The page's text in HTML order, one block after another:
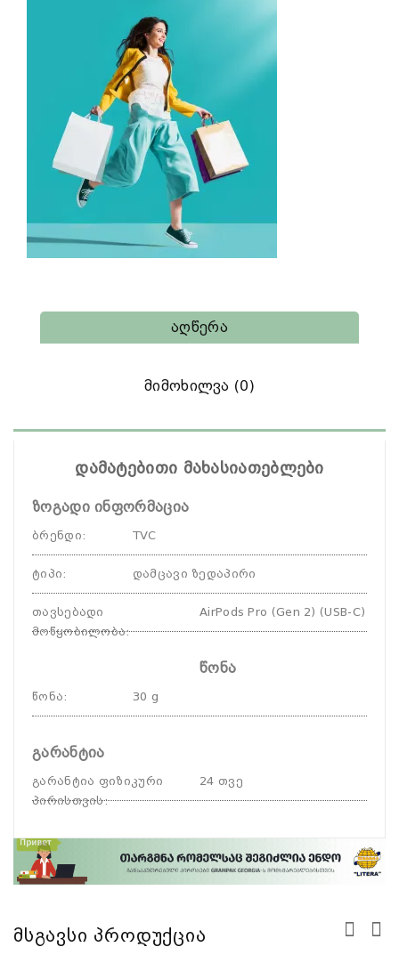
Აღწერა
Მიმოხილვა (0)
დამატებითი მახასიათებლები
ზოგადი ინფორმაცია
ბრენდი: TVC
ტიპი: დამცავი ზედაპირი
თავსებადი
მოწყობილობა:
AirPods Pro (Gen 2) (USB-C)
წონა
წონა: 30 g
გარანტია
გარანტია ფიზიკური
პირისთვის:
24 თვე
Მსგავსი Პროდუქცია